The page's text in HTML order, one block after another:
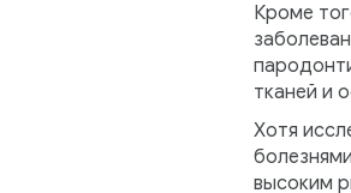
Кроме
тканей и
Хотя
высоким